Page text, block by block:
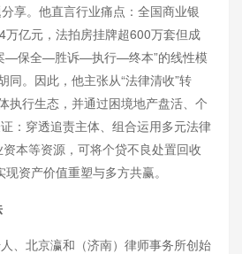
享。他直言行业痛点：全国商业银
万亿元，法拍房挂牌超600万套但成
—保全—胜诉—执行—终本”的线性模
同。因此，他主张从“法律清收”转
执行生态，并通过困境地产盘活、个
：穿透追责主体、组合运用多元法律
本等资源，可将个贷不良处置回收
资产价值重塑与多方共赢。
、北京瀛和（济南）律师事务所创始